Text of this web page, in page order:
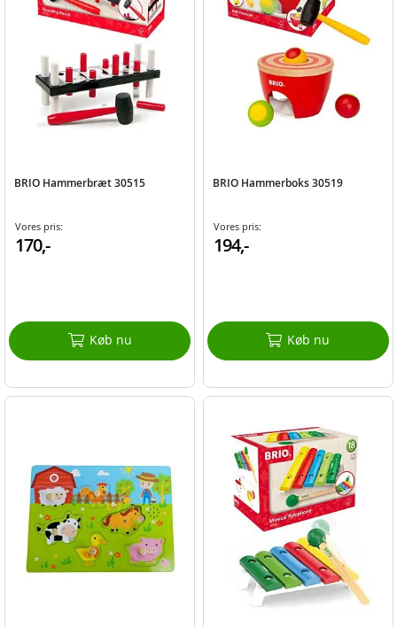
BRIO Hammerbræt 30515
Vores pris:
170,-
Køb nu
BRIO Hammerboks 30519
Vores pris:
194,-
Køb nu